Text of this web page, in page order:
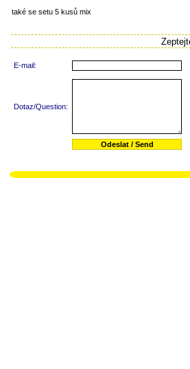
také se setu 5 kusů mix
E-mail:
Dotaz/Question: